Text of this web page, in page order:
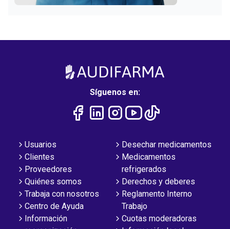
Síguenos en:
Usuarios
Clientes
Proveedores
Quiénes somos
Trabaja con nosotros
Centro de Ayuda
Información
Desechar medicamentos
Medicamentos
refrigerados
Derechos y deberes
Reglamento Interno
Trabajo
Cuotas moderadoras